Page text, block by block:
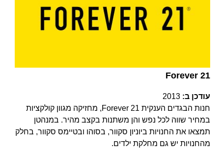
Forever 21
עודכן ב: 2013
חנות הבגדים הענקית Forever 21, מחזיקה מגוון קולקציות
במחיר שווה לכל נפש והן משתנות בקצב מהיר. במנהטן
תמצאו את החנויות ביוניון סקוור, בסוהו ובטיימס סקוור, בחלק
מהחנויות יש גם מחלקת ילדים.